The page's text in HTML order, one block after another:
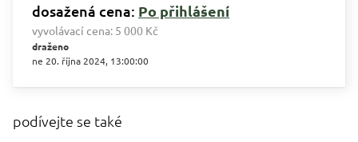
dosažená cena: Po přihlášení
vyvolávací cena: 5 000 Kč
draženo
ne 20. října 2024, 13:00:00
podívejte se také